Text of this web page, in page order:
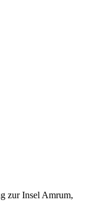
zur Insel Amrum,